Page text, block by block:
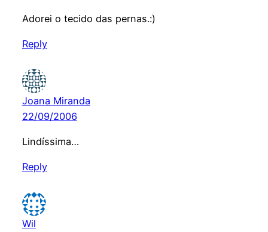
Adorei o tecido das pernas.:)
Reply
Joana Miranda
22/09/2006
Lindíssima…
Reply
Wil